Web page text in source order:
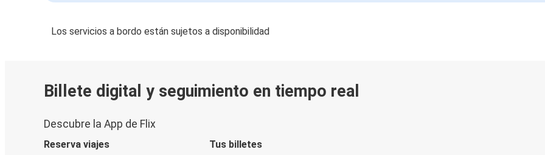
Los servicios a bordo están sujetos a disponibilidad
Billete digital y seguimiento en tiempo real
Descubre la App de Flix
Reserva viajes Tus billetes